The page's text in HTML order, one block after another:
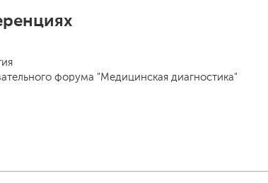
форума "Медицинская диагностика"